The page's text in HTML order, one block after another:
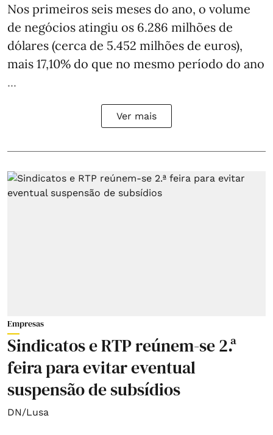
Nos primeiros seis meses do ano, o volume
de negócios atingiu os 6.286 milhões de
dólares (cerca de 5.452 milhões de euros),
mais 17,10% do que no mesmo período do ano
...
Ver mais
Empresas
Sindicatos e RTP reúnem-se 2.ª
feira para evitar eventual
suspensão de subsídios
DN/Lusa